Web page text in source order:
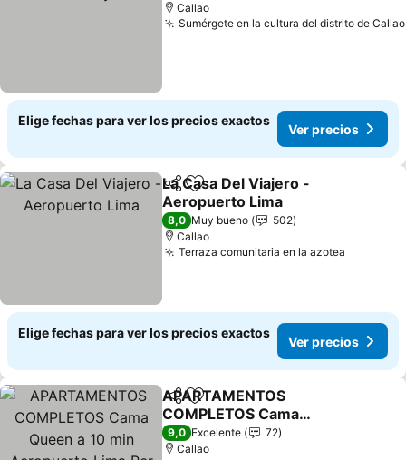
Callao
Sumérgete en la cultura del distrito de Callao
Elige fechas para ver los precios exactos
Ver precios
CompartirAgregar a favoritos
La Casa Del Viajero -
Aeropuerto Lima
8,0 Muy bueno
502
Callao
Terraza comunitaria en la azotea
Elige fechas para ver los precios exactos
Ver precios
CompartirAgregar a favoritos
APARTAMENTOS
COMPLETOS Cama
Queen a 10 min
Aeropuerto Lima Per
9,0 Excelente
72
Callao